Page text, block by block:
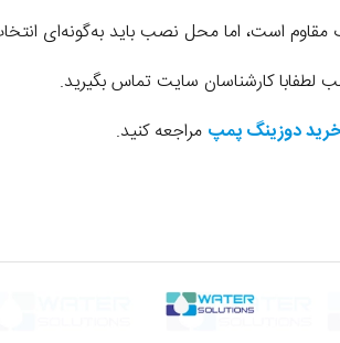
مقاوم است، اما محل نصب باید به‌گونه‌ای
کارشناسان سایت تماس بگیرید.
دوزینگ پمپ مراجعه کنید.